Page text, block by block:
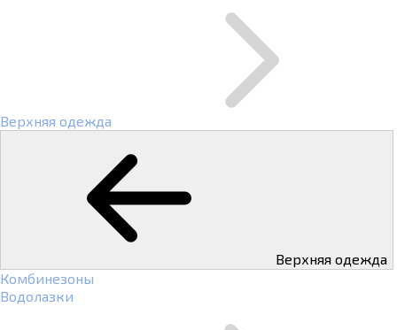
Верхняя одежда
Верхняя одежда
Комбинезоны
Водолазки